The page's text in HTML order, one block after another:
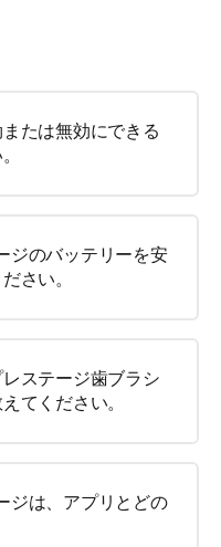
たは無効にできる
ジのバッテリーを安
さい。
ステージ歯ブラシ
てください。
ジは、アプリとどの